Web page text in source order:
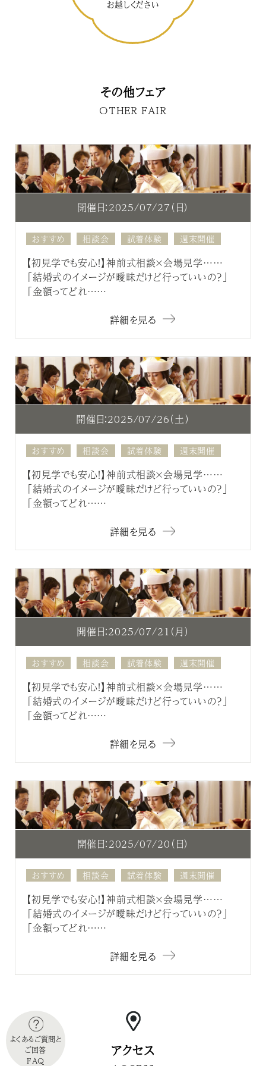
お越しください
その他フェア
OTHER FAIR
開催日：2025/07/27（日）
おすすめ 相談会 試着体験 週末開催
【初見学でも安心！】神前式相談×会場見学……
「結婚式のイメージが曖昧だけど行っていいの？」
「金額ってどれ……
詳細を見る
開催日：2025/07/26（土）
おすすめ 相談会 試着体験 週末開催
【初見学でも安心！】神前式相談×会場見学……
「結婚式のイメージが曖昧だけど行っていいの？」
「金額ってどれ……
詳細を見る
開催日：2025/07/21（月）
おすすめ 相談会 試着体験 週末開催
【初見学でも安心！】神前式相談×会場見学……
「結婚式のイメージが曖昧だけど行っていいの？」
「金額ってどれ……
詳細を見る
開催日：2025/07/20（日）
おすすめ 相談会 試着体験 週末開催
【初見学でも安心！】神前式相談×会場見学……
「結婚式のイメージが曖昧だけど行っていいの？」
「金額ってどれ……
詳細を見る
アクセス
よくあるご質問と
ご回答
FAQ